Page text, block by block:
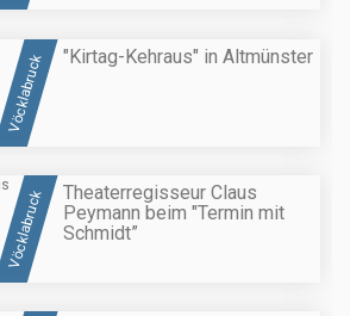
Vöcklabruck "Kirtag-Kehraus" in Altmünster
Vöcklabruck
Theaterregisseur Claus
Peymann beim "Termin mit
Schmidt”